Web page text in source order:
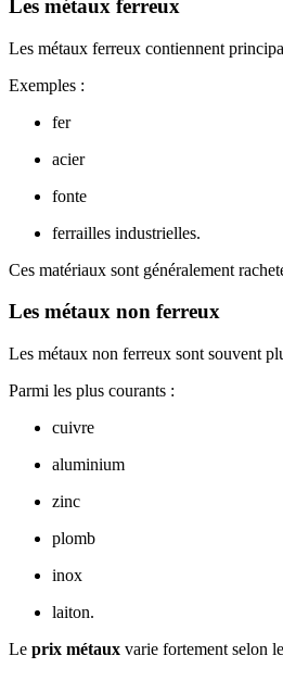
Les métaux ferreux
Les métaux ferreux contiennent
Exemples :
fer
acier
fonte
ferrailles industrielles.
Ces matériaux sont généralement
Les métaux non ferreux
Les métaux non ferreux sont souvent
Parmi les plus courants :
cuivre
aluminium
zinc
plomb
inox
laiton.
Le prix métaux varie fortement selon